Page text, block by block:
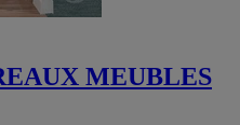
MEUBLES